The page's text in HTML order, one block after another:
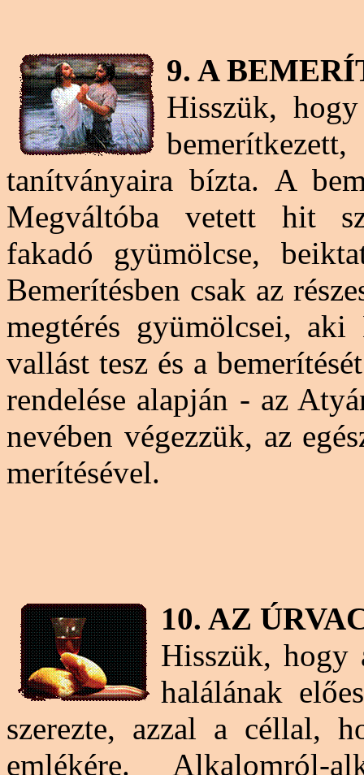
9. A
Hisszük,
bemerítkezett,
tanítványaira bízta. A
Megváltóba vetett hit
fakadó gyümölcse,
Bemerítésben csak az
megtérés gyümölcsei,
vallást tesz és a
rendelése alapján - az
nevében végezzük, az
merítésével.
10. AZ
Hisszük, hogy
halálának
szerezte, azzal a céllal,
emlékére. Alkalomról-